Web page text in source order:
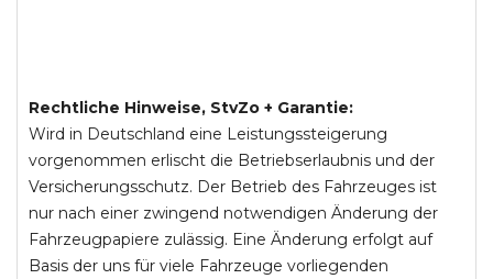
Rechtliche Hinweise, StvZo + Garantie:
Wird in Deutschland eine Leistungssteigerung
vorgenommen erlischt die Betriebserlaubnis und der
Versicherungsschutz. Der Betrieb des Fahrzeuges ist
nur nach einer zwingend notwendigen Änderung der
Fahrzeugpapiere zulässig. Eine Änderung erfolgt auf
Basis der uns für viele Fahrzeuge vorliegenden